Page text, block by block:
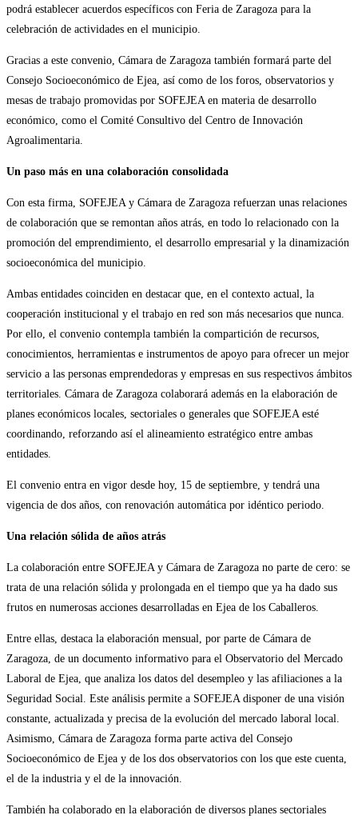
podrá establecer acuerdos específicos con Feria de Zaragoza para la
celebración de actividades en el municipio.
Gracias a este convenio, Cámara de Zaragoza también formará parte del
Consejo Socioeconómico de Ejea, así como de los foros, observatorios y
mesas de trabajo promovidas por SOFEJEA en materia de desarrollo
económico, como el Comité Consultivo del Centro de Innovación
Agroalimentaria.
Un paso más en una colaboración consolidada
Con esta firma, SOFEJEA y Cámara de Zaragoza refuerzan unas relaciones
de colaboración que se remontan años atrás, en todo lo relacionado con la
promoción del emprendimiento, el desarrollo empresarial y la dinamización
socioeconómica del municipio.
Ambas entidades coinciden en destacar que, en el contexto actual, la
cooperación institucional y el trabajo en red son más necesarios que nunca.
Por ello, el convenio contempla también la compartición de recursos,
conocimientos, herramientas e instrumentos de apoyo para ofrecer un mejor
servicio a las personas emprendedoras y empresas en sus respectivos ámbitos
territoriales. Cámara de Zaragoza colaborará además en la elaboración de
planes económicos locales, sectoriales o generales que SOFEJEA esté
coordinando, reforzando así el alineamiento estratégico entre ambas
entidades.
El convenio entra en vigor desde hoy, 15 de septiembre, y tendrá una
vigencia de dos años, con renovación automática por idéntico periodo.
Una relación sólida de años atrás
La colaboración entre SOFEJEA y Cámara de Zaragoza no parte de cero: se
trata de una relación sólida y prolongada en el tiempo que ya ha dado sus
frutos en numerosas acciones desarrolladas en Ejea de los Caballeros.
Entre ellas, destaca la elaboración mensual, por parte de Cámara de
Zaragoza, de un documento informativo para el Observatorio del Mercado
Laboral de Ejea, que analiza los datos del desempleo y las afiliaciones a la
Seguridad Social. Este análisis permite a SOFEJEA disponer de una visión
constante, actualizada y precisa de la evolución del mercado laboral local.
Asimismo, Cámara de Zaragoza forma parte activa del Consejo
Socioeconómico de Ejea y de los dos observatorios con los que este cuenta,
el de la industria y el de la innovación.
También ha colaborado en la elaboración de diversos planes sectoriales